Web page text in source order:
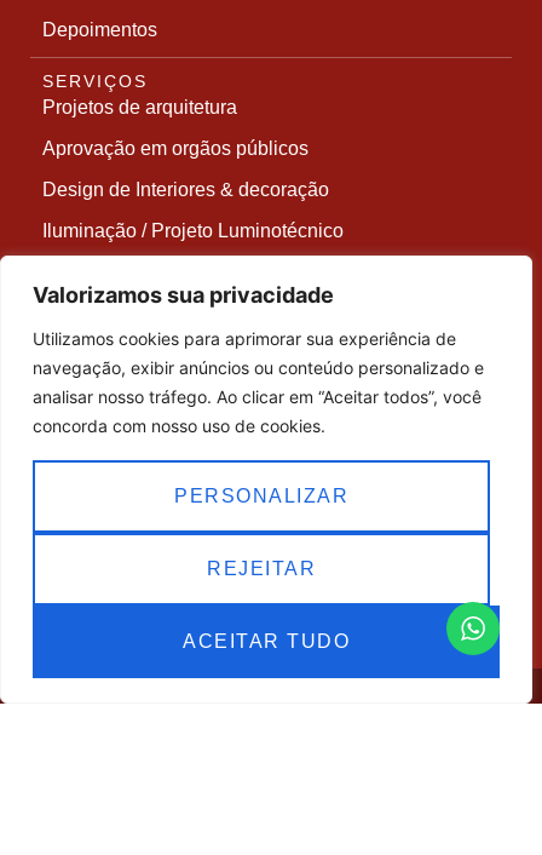
Valorizamos sua privacidade
Utilizamos cookies para aprimorar sua experiência de
navegação, exibir anúncios ou conteúdo personalizado e
analisar nosso tráfego. Ao clicar em “Aceitar todos”, você
concorda com nosso uso de cookies.
PERSONALIZAR
REJEITAR
ACEITAR TUDO
Depoimentos
SERVIÇOS
Projetos de arquitetura
Aprovação em orgãos públicos
Design de Interiores & decoração
Iluminação / Projeto Luminotécnico
Assessoria em Acabamento e Revestimento
SOBRE NÓS
O escritório Dreison Santini Arquitetura destaca-se
na criação de projetos de arquitetura de alto padrão,
exclusividade. Especializado em arquitetura e design
de interiores, o escritório concebe ambientes
modernos e personalizados, pensados para traduzir